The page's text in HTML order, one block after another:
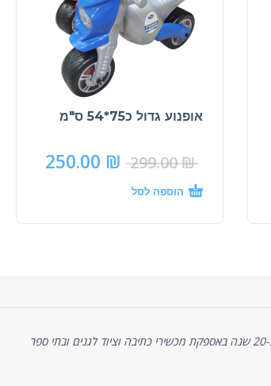
אופנוע גדול כ75*54 ס"מ
299.00₪
250.00 ₪
הוספה לסל
לנו ב"הדס - מכשירי כתיבה" יש ניסיון של כ-20 שנה באספקת מכשירי כתיבה וציוד לגנים ובתי ספר